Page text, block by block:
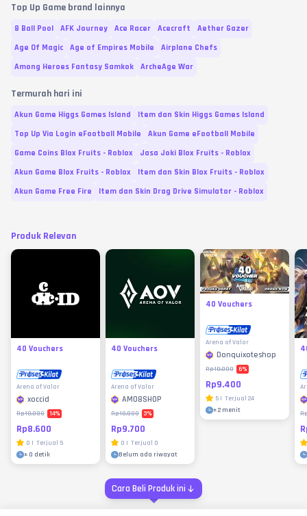
Top Up Game brand lainnya
8 Ball Pool AFK Journey Ace Racer Acecraft
Aether Gazer
Age Of Magic
Age of Empires Mobile
Airplane Chefs
Among Heroes Fantasy Samkok
ArcheAge War
Termurah hari ini
Akun Game Higgs Games Island
Item dan Skin Higgs Games Island
Top Up Via Login eFootball Mobile
Akun Game eFootball Mobile
Game Coins Blox Fruits - Roblox
Jasa Joki Blox Fruits - Roblox
Akun Game Blox Fruits - Roblox
Item dan Skin Blox Fruits - Roblox
Akun Game Free Fire
Item dan Skin Drag Drive Simulator - Roblox
Produk Relevan
40 Vouchers
Arena of Valor
xoccid
Rp10.000 14%
Rp8.600
0 | Terjual 5
± 0 detik
40 Vouchers
Arena of Valor
AM08SHOP
Rp10.000 3%
Rp9.700
0 | Terjual 0
Belum ada riwayat
40 Vouchers
Arena of Valor
Donquixoteshop
Rp10.000 6%
Rp9.400
5 | Terjual 24
±2 menit
Cara Beli Produk ini